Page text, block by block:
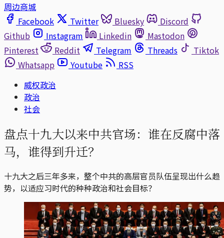
周边商城
Facebook
Twitter Bluesky
Discord
Github
Instagram Linkedin
Mastodon
Pinterest
Reddit Telegram Threads
Tiktok
Whatsapp
Youtube
RSS
威权政治
政治
社会
盘点十九大以来中共官场：谁在反腐中落
马，谁得到升迁？
十九大之后三年多来，整个中共的高层官员队伍呈现出什么趋
势，以适应习时代的种种政治和社会目标？